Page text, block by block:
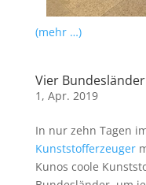
(mehr …)
Vier
1, Apr. 2019
In nur zehn Tagen
Kunststofferzeuger
Kunos coole